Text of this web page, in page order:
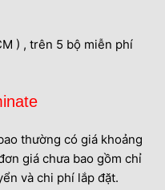
) , trên 5 bộ miễn phí
thường có giá khoảng
giá chưa bao gồm chỉ
và chi phí lắp đặt.